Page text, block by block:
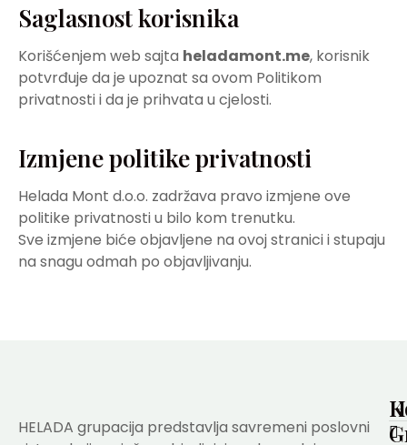
Saglasnost korisnika
Korišćenjem web sajta heladamont.me, korisnik
potvrđuje da je upoznat sa ovom Politikom
privatnosti i da je prihvata u cjelosti.
Izmjene politike privatnosti
Helada Mont d.o.o. zadržava pravo izmjene ove
politike privatnosti u bilo kom trenutku.
Sve izmjene biće objavljene na ovoj stranici i stupaju
na snagu odmah po objavljivanju.
HELADA grupacija predstavlja savremeni poslovni